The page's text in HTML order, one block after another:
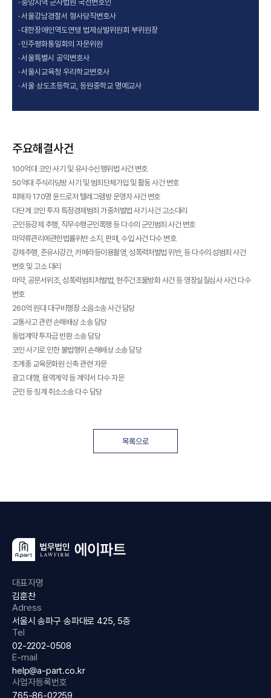
중앙지역 군사법원 국선변호인
서울강남경찰서 형사당직변호사
대한장애인역도연맹 법제상벌위원회 부위원장
민주평화통일회의 자문위원
서울특별시 공익변호사
서울시교육청 우리학교변호사
서울 상도초등학교, 등원중학교 명예교사
주요해결사건
100억대 코인 사기 및 유사수신행위법 사건 변호
50억대 주식리딩방 사기 및 범죄단체가입 및 활동 사건 변호
피해자 170명 윤드로저 텔레그램방 운영자 사건 변호
다단계 코인 투자 특정경제범죄 가중처벌법 사기 사건 고소대리
군인등강제 추행, 직무수행군인폭행 등 다수의 군인범죄 사건 변호
마약류관리에관한법률위반 소지, 판매, 수입 사건 다수 변호
강제추행, 준유사강간, 카메라등이용촬영, 성폭력처벌법 위반, 등 다수의 성범죄 사건
변호 및 고소 대리
마약, 공문서위조, 성폭력범죄처벌법, 현주건조물방화 사건 등 영장실질심사 사건 다수
변호
260억 원대 대구비행장 소음소송 사건 담당
교통사고 관련 손해배상 소송 담당
동업계약 투자금 반환 소송 담당
코인 사기로 인한 불법행위 손해배상 소송 담당
조계종 교육문화원 신축 관련 자문
광고 대행, 용역계약 등 계약서 다수 자문
군인 등 징계 취소소송 다수 담당
목록으로
대표자명
김훈찬
Adress
서울시 송파구 송파대로 425, 5층
Tel
02-2202-0508
E-mail
help@a-part.co.kr
사업자등록번호